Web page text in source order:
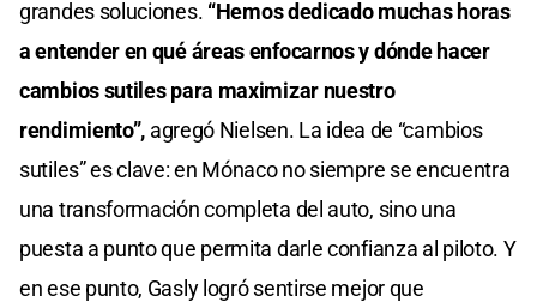
grandes soluciones. “Hemos dedicado muchas horas
a entender en qué áreas enfocarnos y dónde hacer
cambios sutiles para maximizar nuestro
rendimiento”, agregó Nielsen. La idea de “cambios
sutiles” es clave: en Mónaco no siempre se encuentra
una transformación completa del auto, sino una
puesta a punto que permita darle confianza al piloto. Y
en ese punto, Gasly logró sentirse mejor que